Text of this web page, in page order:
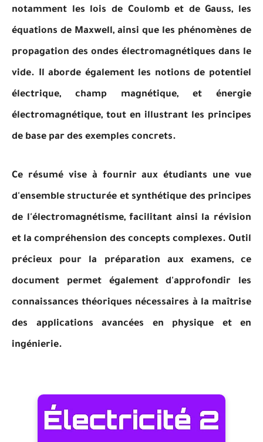
notamment les lois de Coulomb et de Gauss, les
équations de Maxwell, ainsi que les phénomènes de
propagation des ondes électromagnétiques dans le
vide. Il aborde également les notions de potentiel
électrique, champ magnétique, et énergie
électromagnétique, tout en illustrant les principes
de base par des exemples concrets.
Ce résumé vise à fournir aux étudiants une vue
d'ensemble structurée et synthétique des principes
de l'électromagnétisme, facilitant ainsi la révision
et la compréhension des concepts complexes. Outil
précieux pour la préparation aux examens, ce
document permet également d'approfondir les
connaissances théoriques nécessaires à la maîtrise
des applications avancées en physique et en
ingénierie.